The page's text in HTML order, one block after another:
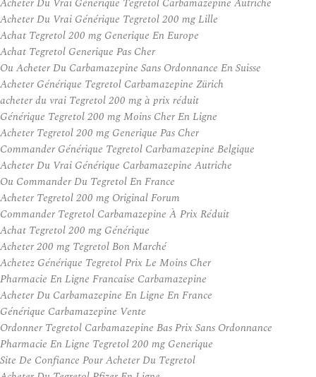
Acheter Du Vrai Générique Tegretol 200 mg Lille
Achat Tegretol 200 mg Generique En Europe
Achat Tegretol Generique Pas Cher
Ou Acheter Du Carbamazepine Sans Ordonnance En Suisse
Acheter Générique Tegretol Carbamazepine Zürich
acheter du vrai Tegretol 200 mg à prix réduit
Générique Tegretol 200 mg Moins Cher En Ligne
Acheter Tegretol 200 mg Generique Pas Cher
Commander Générique Tegretol Carbamazepine Belgique
Acheter Du Vrai Générique Carbamazepine Autriche
Ou Commander Du Tegretol En France
Acheter Tegretol 200 mg Original Forum
Commander Tegretol Carbamazepine À Prix Réduit
Achat Tegretol 200 mg Générique
Acheter 200 mg Tegretol Bon Marché
Achetez Générique Tegretol Prix Le Moins Cher
Pharmacie En Ligne Francaise Carbamazepine
Acheter Du Carbamazepine En Ligne En France
Générique Carbamazepine Vente
Ordonner Tegretol Carbamazepine Bas Prix Sans Ordonnance
Pharmacie En Ligne Tegretol 200 mg Generique
Site De Confiance Pour Acheter Du Tegretol